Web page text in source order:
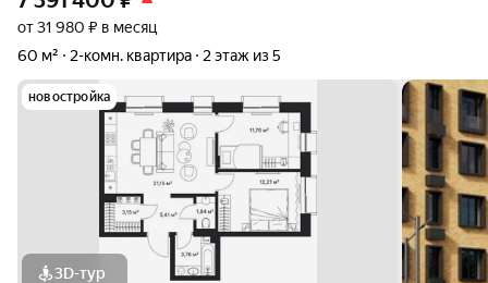
от 31 980 ₽ в месяц
60 м²
2-комн. квартира 2 этаж из 5
новостройка
3D-тур